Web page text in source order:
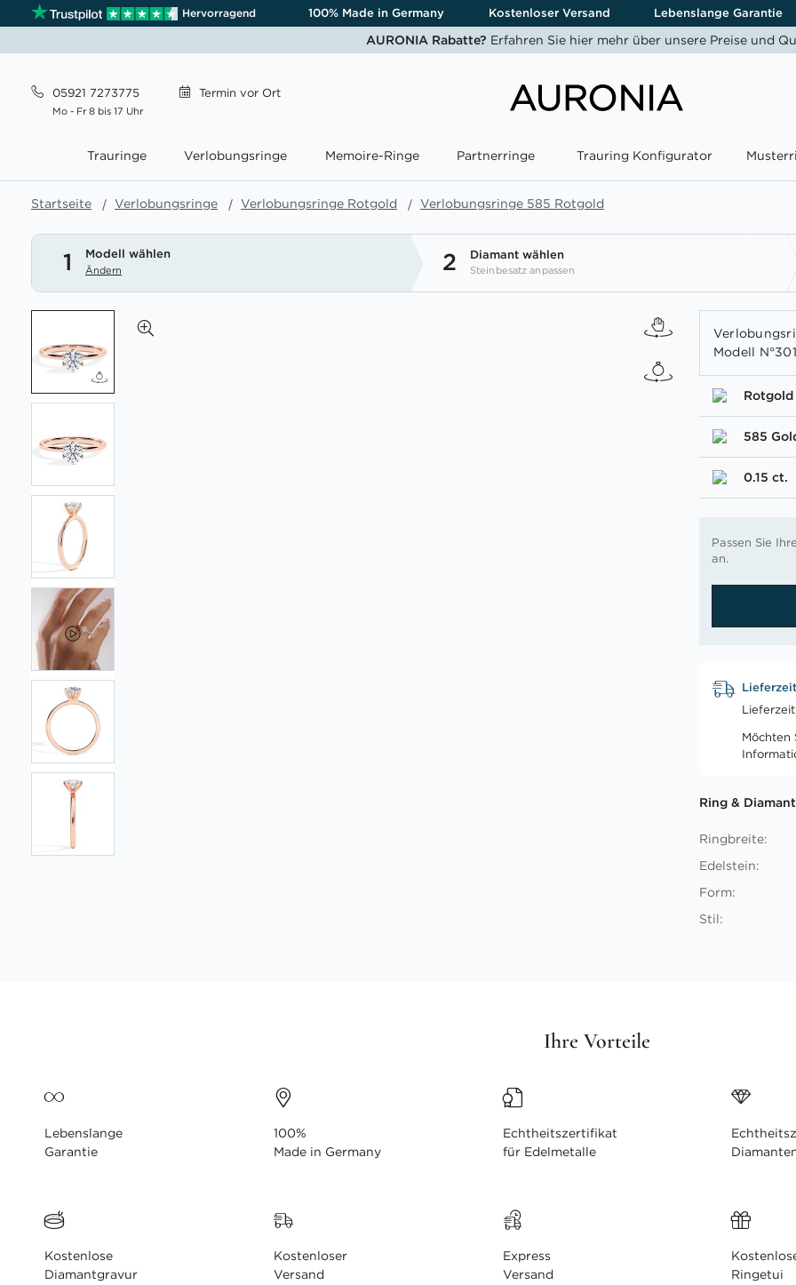
Hervorragend 100% Made in Germany Kostenloser Versand Lebenslange Garantie
AURONIA Rabatte? Erfahren Sie hier mehr über unsere Preise und
05921 7273775
Mo - Fr 8 bis 17 Uhr
Termin vor Ort
Trauringe Verlobungsringe Memoire-Ringe Partnerringe Trauring Konfigurator
Startseite Verlobungsringe Verlobungsringe Rotgold Verlobungsringe 585 Rotgold
1 Modell wählen
Ändern 2 Diamant wählen
Steinbesatz anpassen
der
Bildgalerie
springen
Modell
Rotgold
585
0.15 ct.
Passen Sie
an.
Lieferzeit
Möchten
Ring &
Ringbreite:
Edelstein:
Form:
Stil:
Ihre Vorteile
Lebenslange
Garantie
100%
Made in Germany
Echtheitszertifikat
für Edelmetalle
Kostenlose
Diamantgravur
Kostenloser
Versand
Express
Versand
Ringetui